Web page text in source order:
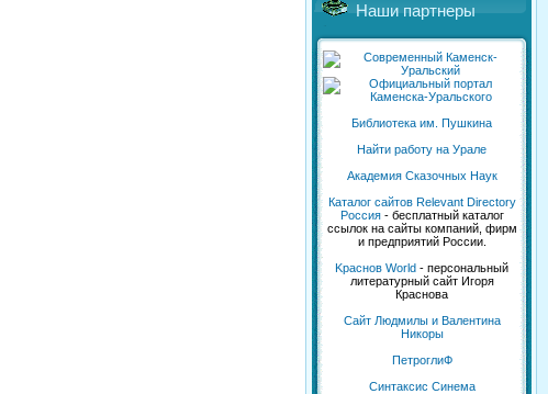
Наши партнеры
Библиотека им. Пушкина
Найти работу на Урале
Академия Сказочных Наук
Каталог сайтов Relevant Directory
Россия- бесплатный каталог
ссылок на сайты компаний, фирм
и предприятий России.
Kраснов World - персональный
литературный сайт Игоря
Краснова
Сайт Людмилы и Валентина
Никоры
ПетроглиФ
Синтаксис Синема